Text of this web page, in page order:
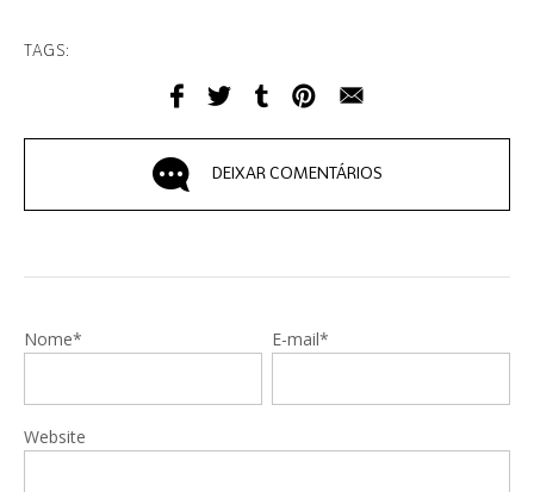
TAGS:
DEIXAR COMENTÁRIOS
Nome* E-mail*
Website